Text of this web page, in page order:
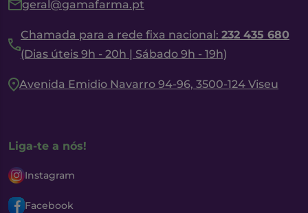
geral@gamafarma.pt
Chamada para a rede fixa nacional: 232 435 680
(Dias úteis 9h - 20h | Sábado 9h - 19h)
Avenida Emidio Navarro 94-96, 3500-124 Viseu
Liga-te a nós!
Instagram
Facebook